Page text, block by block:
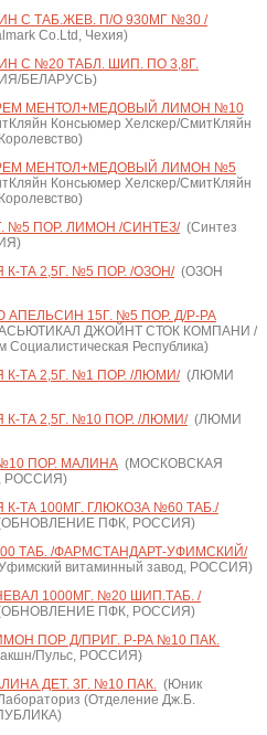
C ТАБ.ЖЕВ. П/О 930МГ №30 /
Co.Ltd, Чехия)
C №20 ТАБЛ. ШИП. ПО 3,8Г.
БЕЛАРУСЬ)
МЕНТОЛ+МЕДОВЫЙ ЛИМОН №10
Консьюмер Хелскер/СмитКляйн
МЕНТОЛ+МЕДОВЫЙ ЛИМОН №5
Консьюмер Хелскер/СмитКляйн
№5 ПОР. ЛИМОН /СИНТЕЗ/(Синтез
ТА 2,5Г. №5 ПОР. /ОЗОН/(ОЗОН
АПЕЛЬСИН 15Г. №5 ПОР. Д/Р-РА
ДЖОЙНТ СТОК КОМПАНИ /
Социалистическая Республика)
ТА 2,5Г. №1 ПОР. /ЛЮМИ/(ЛЮМИ
ТА 2,5Г. №10 ПОР. /ЛЮМИ/(ЛЮМИ
ПОР. МАЛИНА(МОСКОВСКАЯ
РОССИЯ)
ТА 100МГ. ГЛЮКОЗА №60 ТАБ./
ПФК, РОССИЯ)
ТАБ. /ФАРМСТАНДАРТ-УФИМСКИЙ/
витаминный завод, РОССИЯ)
1000МГ. №20 ШИП.ТАБ. /
ПФК, РОССИЯ)
ПОР Д/ПРИГ. Р-РА №10 ПАК.
Пульс, РОССИЯ)
ДЕТ. 3Г. №10 ПАК.(Юник
(Отделение Дж.Б.